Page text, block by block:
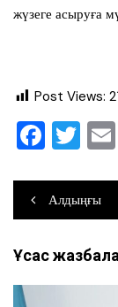
жүзеге асыруға
Post Views:
F
c
e
b
o
T
tt
er l
по
Алдыңғы
Ұқсас